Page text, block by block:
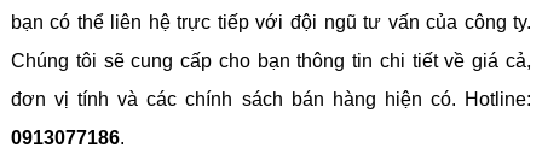
bạn có thể liên hệ trực tiếp với đội ngũ tư vấn của công ty.
Chúng tôi sẽ cung cấp cho bạn thông tin chi tiết về giá cả,
đơn vị tính và các chính sách bán hàng hiện có. Hotline:
0913077186.